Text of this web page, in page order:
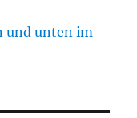
und unten im